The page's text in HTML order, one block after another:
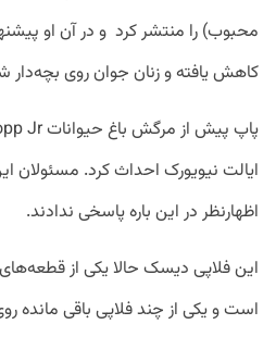
محبوب) را منتشر کرد و در آن او
کاهش یافته و زنان جوان روی بچه‌دار
ایالت نیویورک احداث کرد. مسئولان
اظهارنظر در این باره پاسخی ندادند.
این فلاپی دیسک حالا یکی از
است و یکی از چند فلاپی باقی مانده